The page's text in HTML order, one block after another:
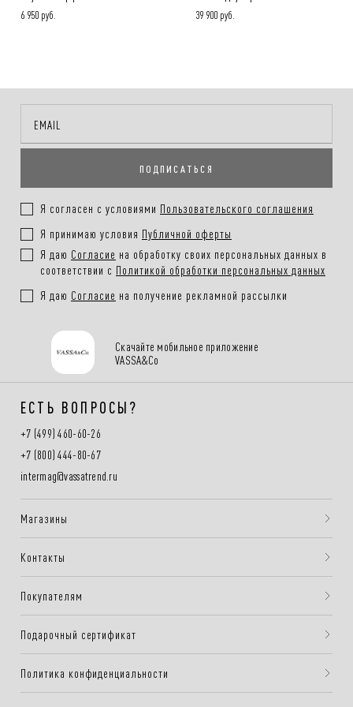
6 950 руб. 39 900 руб.
ПОДПИСАТЬСЯ
Я согласен с условиями Пользовательского соглашения
Я принимаю условия Публичной оферты
Я даю Согласие на обработку своих персональных данных в
соответствии с Политикой обработки персональных данных
Я даю Согласие на получение рекламной рассылки
Скачайте мобильное приложение
VASSA&Co
ЕСТЬ ВОПРОСЫ?
+7 (499) 460-60-26
+7 (800) 444-80-67
intermag@vassatrend.ru
Магазины
Контакты
Покупателям
Подарочный сертификат
Политика конфиденциальности